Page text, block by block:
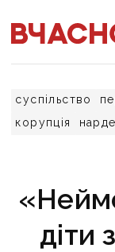
суспільство
корупція
діти